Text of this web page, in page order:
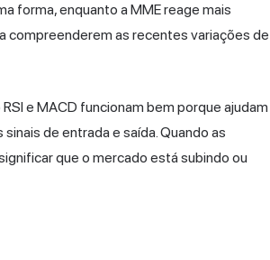
forma, enquanto a MME reage mais
compreenderem as recentes variações de
e MACD funcionam bem porque ajudam
de entrada e saída. Quando as
que o mercado está subindo ou